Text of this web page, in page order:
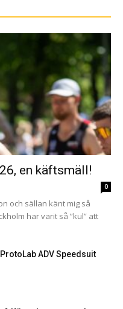
en käftsmäll!
0
och sällan känt mig så
har varit så ”kul” att
ADV Speedsuit